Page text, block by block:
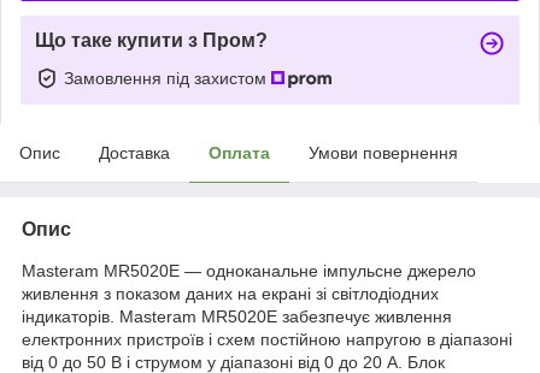
Що таке купити з Пром?
Замовлення під захистом
Опис Доставка Оплата Умови повернення
Опис
Masteram MR5020E — одноканальне імпульсне джерело
живлення з показом даних на екрані зі світлодіодних
індикаторів. Masteram MR5020E забезпечує живлення
електронних пристроїв і схем постійною напругою в діапазоні
від 0 до 50 В і струмом у діапазоні від 0 до 20 А. Блок